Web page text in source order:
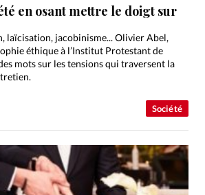
Chronique
Culture
Relations Aujourd'hui
monde des Eglises
Trait d'Ixène
Société
en osant mettre le doigt sur
laïcisation, jacobinisme... Olivier Abel,
éthique à l’Institut Protestant de
mots sur les tensions qui traversent la